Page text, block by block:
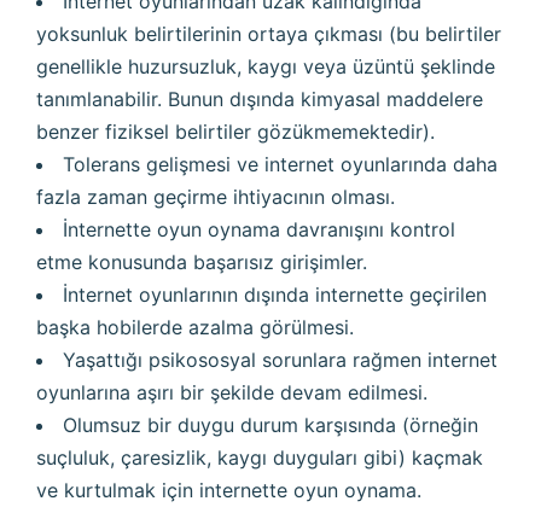
yoksunluk belirtilerinin ortaya çıkması (bu belirtiler
genellikle huzursuzluk, kaygı veya üzüntü şeklinde
tanımlanabilir. Bunun dışında kimyasal maddelere
benzer fiziksel belirtiler gözükmemektedir).
Tolerans gelişmesi ve internet oyunlarında daha
fazla zaman geçirme ihtiyacının olması.
İnternette oyun oynama davranışını kontrol
etme konusunda başarısız girişimler.
İnternet oyunlarının dışında internette geçirilen
başka hobilerde azalma görülmesi.
Yaşattığı psikososyal sorunlara rağmen internet
oyunlarına aşırı bir şekilde devam edilmesi.
Olumsuz bir duygu durum karşısında (örneğin
suçluluk, çaresizlik, kaygı duyguları gibi) kaçmak
ve kurtulmak için internette oyun oynama.